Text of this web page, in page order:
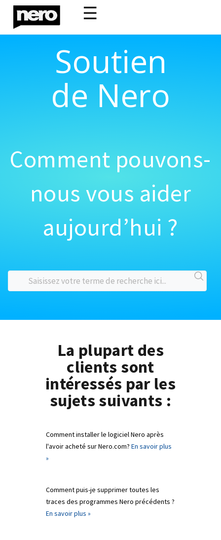
☰
Soutien
de Nero
Comment pouvons-
nous vous aider
aujourd’hui ?
La plupart des
clients sont
intéressés par les
sujets suivants :
Comment installer le logiciel Nero après
l'avoir acheté sur Nero.com? En savoir plus
»
Comment puis-je supprimer toutes les
traces des programmes Nero précédents ?
En savoir plus »